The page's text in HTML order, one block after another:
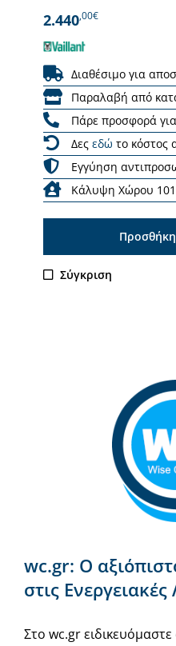
2.440,00€
Διαθέσιμο για
Παραλαβή από
Πάρε προσφορά
Δες εδώ το κόστος
Εγγύηση
Κάλυψη Χώρου
Σύγκριση
wc.gr: Ο
στις
Στο wc.gr